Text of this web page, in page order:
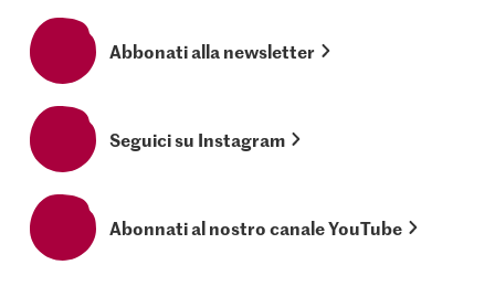
Abbonati alla newsletter
Seguici su Instagram
Abonnati al nostro canale YouTube